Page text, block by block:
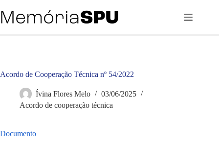
para
o
Acordo de Cooperação Técnica nº 54/2022
Ívina Flores Melo
03/06/2025
Acordo de cooperação técnica
Documento